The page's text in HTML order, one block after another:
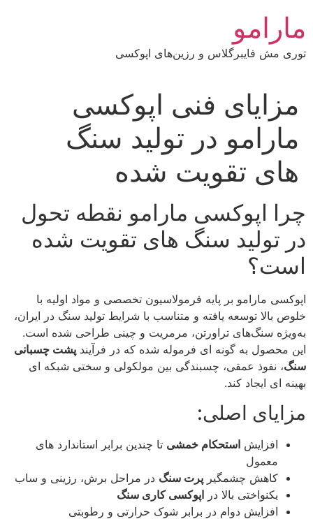
محتوا
مارامو
توری مش فایبرگلاس و رزین‌های اپوکسی
مزایای فنی اپوکسی
مارامو در تولید سنگ‌
های تقویت‌ شده
چرا اپوکسی مارامو نقطه تحول
در تولید سنگ‌ های تقویت‌ شده
است؟
اپوکسی مارامو بر پایه فرمولاسیون تخصصی و مواد اولیه با
خلوص بالا توسعه یافته و متناسب با شرایط تولید سنگ در ایران،
به‌ویژه سنگ‌های تراورتن، مرمریت و چینی طراحی شده است.
این محصول به گونه‌ ای فرموله شده که در فرآیند پشت‌ چسبانی
سنگ، نفوذ عمقی، چسبندگی بین‌ مولکولی و سختی شبکه‌ ای
بهینه‌ ای ایجاد کند.
مزایای اصلی:
افزایش استحکام خمشی تا چندین برابر استاندارد های
معمول
کاهش چشمگیر پرت سنگ در مراحل برش، رزینی و ساب
یکنواختی بالا در اپوکسی‌ کاری سنگ
افزایش دوام در برابر شوک حرارتی و رطوبتی